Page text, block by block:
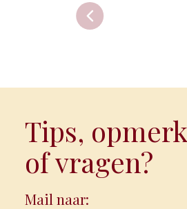
Tips,
of vragen?
Mail naar: